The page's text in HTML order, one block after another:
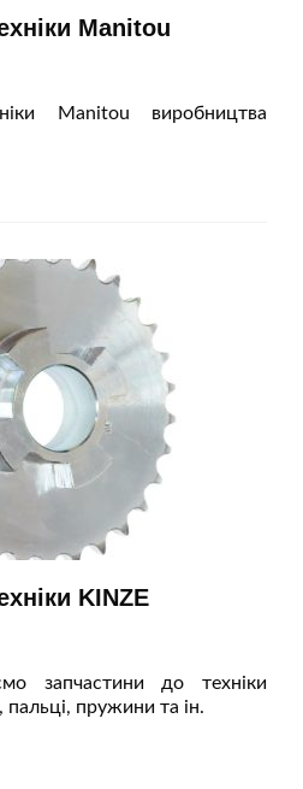
Manitou
Manitou виробництва
KINZE
запчастини до техніки
пальці, пружини та ін.